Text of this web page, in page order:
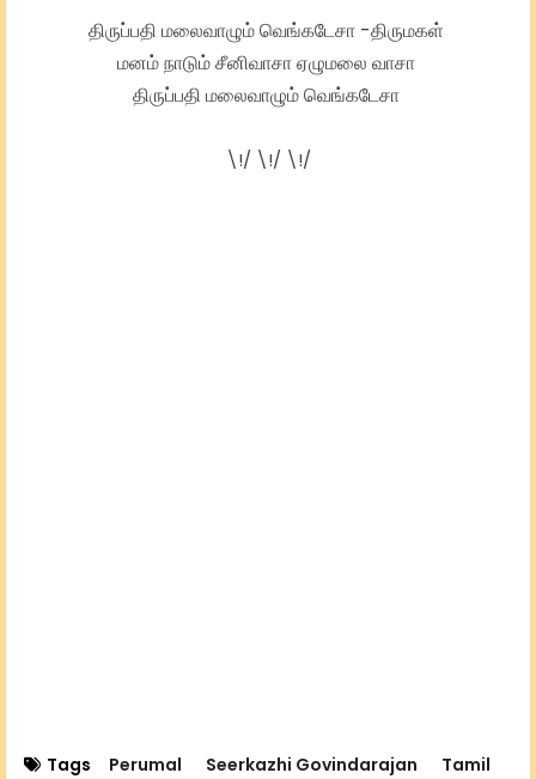
திருப்பதி மலைவாழும் வெங்கடேசா -திருமகள்
மனம் நாடும் சீனிவாசா ஏழுமலை வாசா
திருப்பதி மலைவாழும் வெங்கடேசா
\!/ \!/ \!/
Tags Perumal Seerkazhi Govindarajan
Tamil